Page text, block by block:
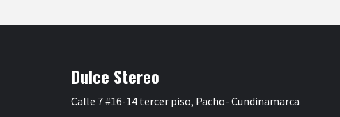
de
Dulce Stereo
Calle 7 #16-14 tercer piso, Pacho- Cundinamarca